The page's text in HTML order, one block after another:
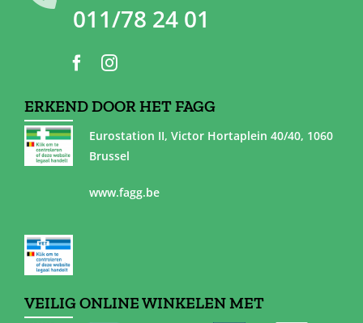
011/78 24 01
ERKEND DOOR HET FAGG
Eurostation II, Victor Hortaplein 40/40, 1060
Brussel
www.fagg.be
VEILIG ONLINE WINKELEN MET